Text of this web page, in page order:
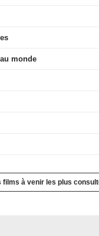
monde
films à venir les plus